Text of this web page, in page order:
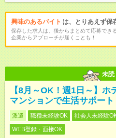
興味のあるバイト は、とりあえず保
保存した求人は、後からまとめて応募できる
企業からアプローチが届くことも！
未読
【8月～OK！週1日～】ホ
マンションで生活サポー
派遣 職種未経験OK 社会人未経験
WEB登録・面接OK